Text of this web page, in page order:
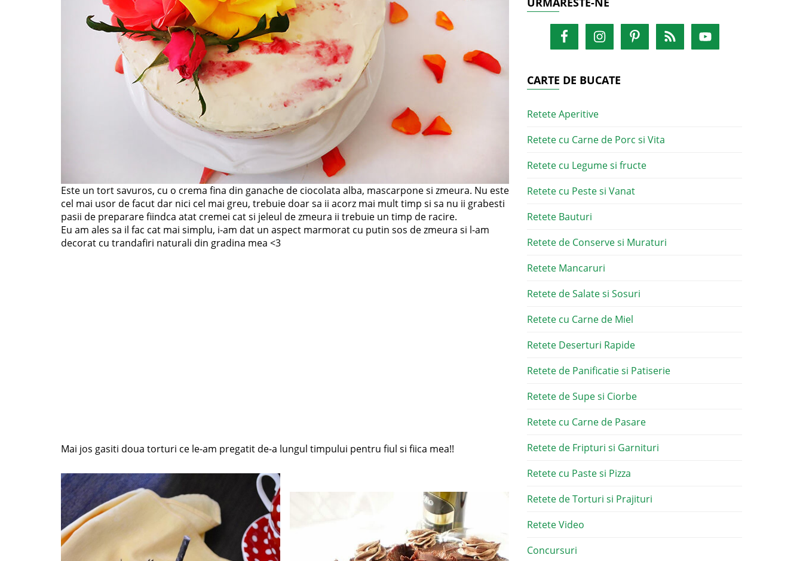
Este un tort savuros, cu o crema fina din ganache de ciocolata alba, mascarpone si zmeura. Nu este
cel mai usor de facut dar nici cel mai greu, trebuie doar sa ii acorz mai mult timp si sa nu ii grabesti
pasii de preparare fiindca atat cremei cat si jeleul de zmeura ii trebuie un timp de racire.
Eu am ales sa il fac cat mai simplu, i-am dat un aspect marmorat cu putin sos de zmeura si l-am
decorat cu trandafiri naturali din gradina mea <3
Mai jos gasiti doua torturi ce le-am pregatit de-a lungul timpului pentru fiul si fiica mea!!
CARTE DE BUCATE
Retete Aperitive
Retete cu Carne de Porc si Vita
Retete cu Legume si fructe
Retete cu Peste si Vanat
Retete Bauturi
Retete de Conserve si Muraturi
Retete Mancaruri
Retete de Salate si Sosuri
Retete cu Carne de Miel
Retete Deserturi Rapide
Retete de Panificatie si Patiserie
Retete de Supe si Ciorbe
Retete cu Carne de Pasare
Retete de Fripturi si Garnituri
Retete cu Paste si Pizza
Retete de Torturi si Prajituri
Retete Video
Concursuri